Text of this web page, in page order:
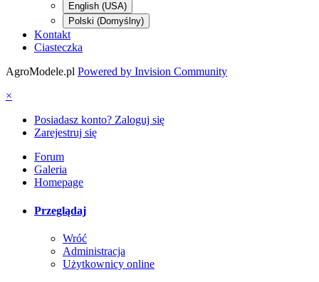
English (USA)
Polski (Domyślny)
Kontakt
Ciasteczka
AgroModele.pl Powered by Invision Community
×
Posiadasz konto? Zaloguj się
Zarejestruj się
Forum
Galeria
Homepage
Przeglądaj
Wróć
Administracja
Użytkownicy online